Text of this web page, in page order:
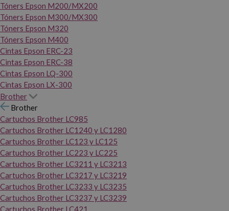
Tóners Epson M200/MX200
Tóners Epson M300/MX300
Tóners Epson M320
Tóners Epson M400
Cintas Epson ERC-23
Cintas Epson ERC-38
Cintas Epson LQ-300
Cintas Epson LX-300
Brother
Brother
Cartuchos Brother LC985
Cartuchos Brother LC1240 y LC1280
Cartuchos Brother LC123 y LC125
Cartuchos Brother LC223 y LC225
Cartuchos Brother LC3211 y LC3213
Cartuchos Brother LC3217 y LC3219
Cartuchos Brother LC3233 y LC3235
Cartuchos Brother LC3237 y LC3239
Cartuchos Brother LC421